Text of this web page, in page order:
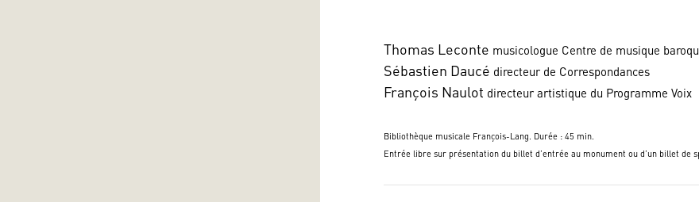
Thomas Leconte musicologue Centre de musique
Sébastien Daucé directeur de Correspondances
François Naulot directeur artistique du Programme Voix
Bibliothèque musicale François-Lang. Durée : 45 min.
Entrée libre sur présentation du billet d’entrée au monument ou d’un billet de